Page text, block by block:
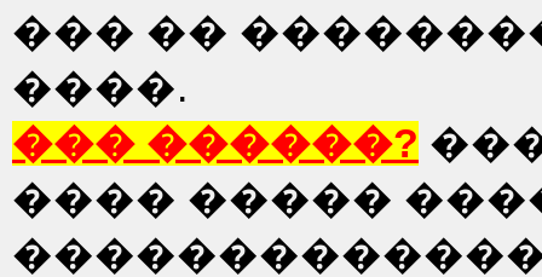
��� ��
����.
��� ������?
���� �����